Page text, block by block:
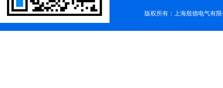
版权所有：上海殷德电气有